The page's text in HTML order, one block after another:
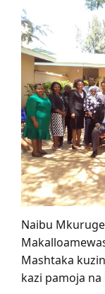
Naibu
Mashtaka
kazi pamoja